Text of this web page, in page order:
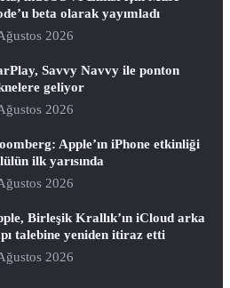
beta olarak yayımladı
2026
Savvy Navvy ile ponton
geliyor
2026
Apple’ın iPhone etkinliği
ilk yarısında
2026
Birleşik Krallık’ın iCloud arka
talebine yeniden itiraz etti
2026